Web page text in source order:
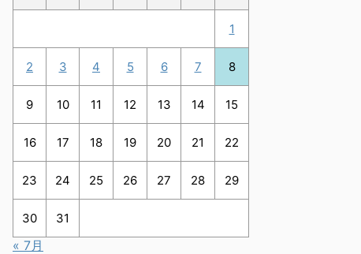
1
2 3 4 5 6 7 8
9 10 11 12 13 14 15
16 17 18 19 20 21 22
23 24 25 26 27 28 29
30 31
« 7月